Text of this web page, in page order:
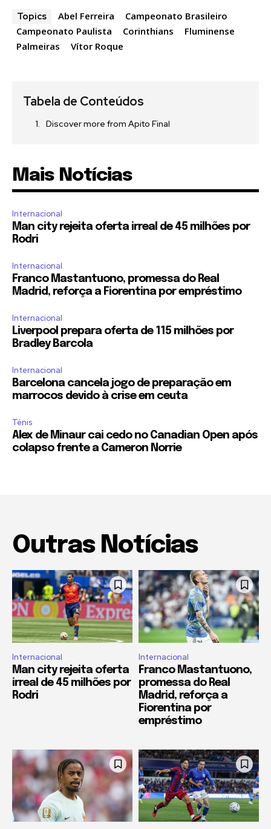
Topics Abel Ferreira
Campeonato Brasileiro
Campeonato Paulista
Corinthians
Fluminense
Palmeiras
Vítor Roque
Tabela de Conteúdos
Discover more from Apito Final
Mais Notícias
Internacional
Man city rejeita oferta irreal de 45 milhões por
Rodri
Internacional
Franco Mastantuono, promessa do Real
Madrid, reforça a Fiorentina por empréstimo
Internacional
Liverpool prepara oferta de 115 milhões por
Bradley Barcola
Internacional
Barcelona cancela jogo de preparação em
marrocos devido à crise em ceuta
Ténis
Alex de Minaur cai cedo no Canadian Open após
colapso frente a Cameron Norrie
Outras Notícias
Internacional
Man city rejeita oferta
irreal de 45 milhões por
Rodri
Internacional
Franco Mastantuono,
promessa do Real
Madrid, reforça a
Fiorentina por
empréstimo